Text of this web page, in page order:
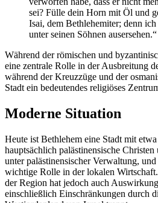
sei? Fülle dein Horn mit Öl und
Isai, dem Bethlehemiter; denn
unter seinen Söhnen ausersehen.“
Während der römischen und
eine zentrale Rolle in der Ausbreitung
während der Kreuzzüge und der
Stadt ein bedeutendes religiöses
Moderne Situation
Heute ist Bethlehem eine Stadt mit
hauptsächlich palästinensische
unter palästinensischer Verwaltung,
wichtige Rolle in der lokalen
der Region hat jedoch auch
einschließlich Einschränkungen durch